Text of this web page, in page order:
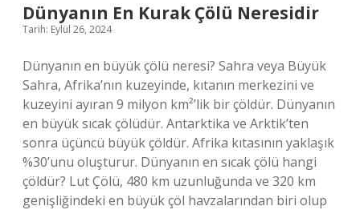
Dünyanın En Kurak Çölü Neresidir
Tarih: Eylül 26, 2024
Dünyanın en büyük çölü neresi? Sahra veya Büyük
Sahra, Afrika’nın kuzeyinde, kıtanın merkezini ve
kuzeyini ayıran 9 milyon km²’lik bir çöldür. Dünyanın
en büyük sıcak çölüdür. Antarktika ve Arktik’ten
sonra üçüncü büyük çöldür. Afrika kıtasının yaklaşık
%30’unu oluşturur. Dünyanın en sıcak çölü hangi
çöldür? Lut Çölü, 480 km uzunluğunda ve 320 km
genişliğindeki en büyük çöl havzalarından biri olup